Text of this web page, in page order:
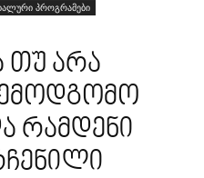
პროგრამები
თუ არა
რამდენი